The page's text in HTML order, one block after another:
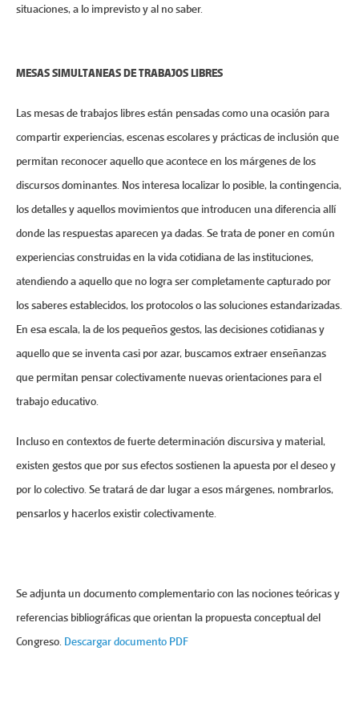
situaciones, a lo imprevisto y al no saber.
MESAS SIMULTANEAS DE TRABAJOS LIBRES
Las mesas de trabajos libres están pensadas como una ocasión para
compartir experiencias, escenas escolares y prácticas de inclusión que
permitan reconocer aquello que acontece en los márgenes de los
discursos dominantes. Nos interesa localizar lo posible, la contingencia,
los detalles y aquellos movimientos que introducen una diferencia allí
donde las respuestas aparecen ya dadas. Se trata de poner en común
experiencias construidas en la vida cotidiana de las instituciones,
atendiendo a aquello que no logra ser completamente capturado por
los saberes establecidos, los protocolos o las soluciones estandarizadas.
En esa escala, la de los pequeños gestos, las decisiones cotidianas y
aquello que se inventa casi por azar, buscamos extraer enseñanzas
que permitan pensar colectivamente nuevas orientaciones para el
trabajo educativo.
Incluso en contextos de fuerte determinación discursiva y material,
existen gestos que por sus efectos sostienen la apuesta por el deseo y
por lo colectivo. Se tratará de dar lugar a esos márgenes, nombrarlos,
pensarlos y hacerlos existir colectivamente.
Se adjunta un documento complementario con las nociones teóricas y
referencias bibliográficas que orientan la propuesta conceptual del
Congreso. Descargar documento PDF